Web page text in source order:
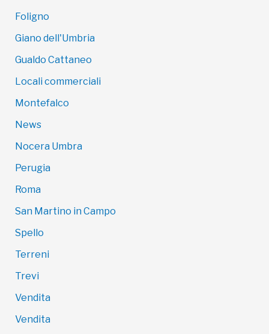
Foligno
Giano dell'Umbria
Gualdo Cattaneo
Locali commerciali
Montefalco
News
Nocera Umbra
Perugia
Roma
San Martino in Campo
Spello
Terreni
Trevi
Vendita
Vendita